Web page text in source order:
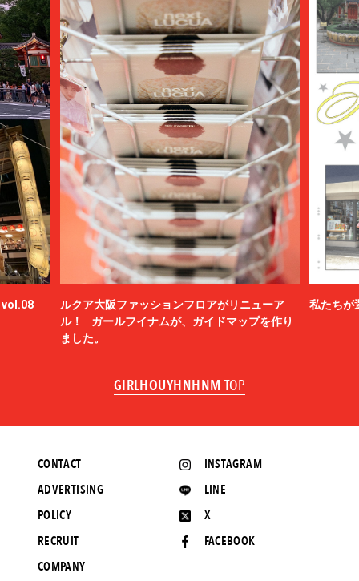
vol.08
ルクア大阪ファッションフロアがリニューア
ル！ ガールフイナムが、ガイドマップを作り
ました。
私たちが
GIRLHOUYHNHNM TOP
INSTAGRAM
LINE
X
FACEBOOK
CONTACT
ADVERTISING
POLICY
RECRUIT
COMPANY